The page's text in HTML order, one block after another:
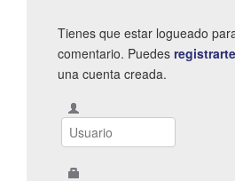
Tienes que estar logueado
comentario. Puedes registrarte
una cuenta creada.